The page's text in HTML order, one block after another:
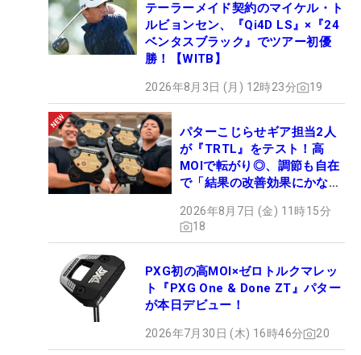
テーラーメイド契約のマイケル・ト
ルビョンセン、『Qi4D LS』×『24
ベンタスブラック』でツアー初優
勝！【WITB】
2026年8月3日 (月) 12時23分 19
パターこじらせギア担当2人
が『TRTL』をテスト！高
MOIで転がり◎、調節も自在
で「結果の改善効果にかなり
2026年8月7日 (金) 11時15分
18
PXG初の高MOI×ゼロトルクマレッ
ト『PXG One & Done ZT』パター
が本日デビュー！
2026年7月30日 (木) 16時46分 20